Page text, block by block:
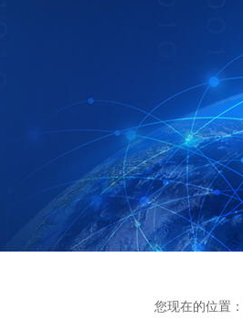
您现在的位置：